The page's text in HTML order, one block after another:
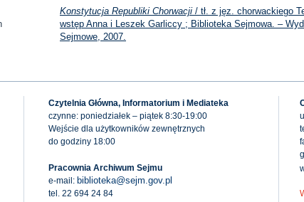
Konstytucja Republiki Chorwacji / tł. z jęz. chorwackiego
wstęp Anna i Leszek Garliccy ; Biblioteka Sejmowa. –
Sejmowe, 2007.
Czytelnia Główna, Informatorium i Mediateka
czynne: poniedziałek – piątek 8:30-19:00
Wejście dla użytkowników zewnętrznych
do godziny 18:00
Pracownia Archiwum Sejmu
e-mail: biblioteka@sejm.gov.pl
tel. 22 694 24 84